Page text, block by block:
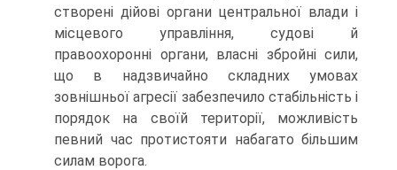
створені дійові органи центральної влади і
місцевого управління, судові й
правоохоронні органи, власні збройні сили,
що в надзвичайно складних умовах
зовнішньої агресії забезпечило стабільність і
порядок на своїй території, можливість
певний час протистояти набагато більшим
силам ворога.